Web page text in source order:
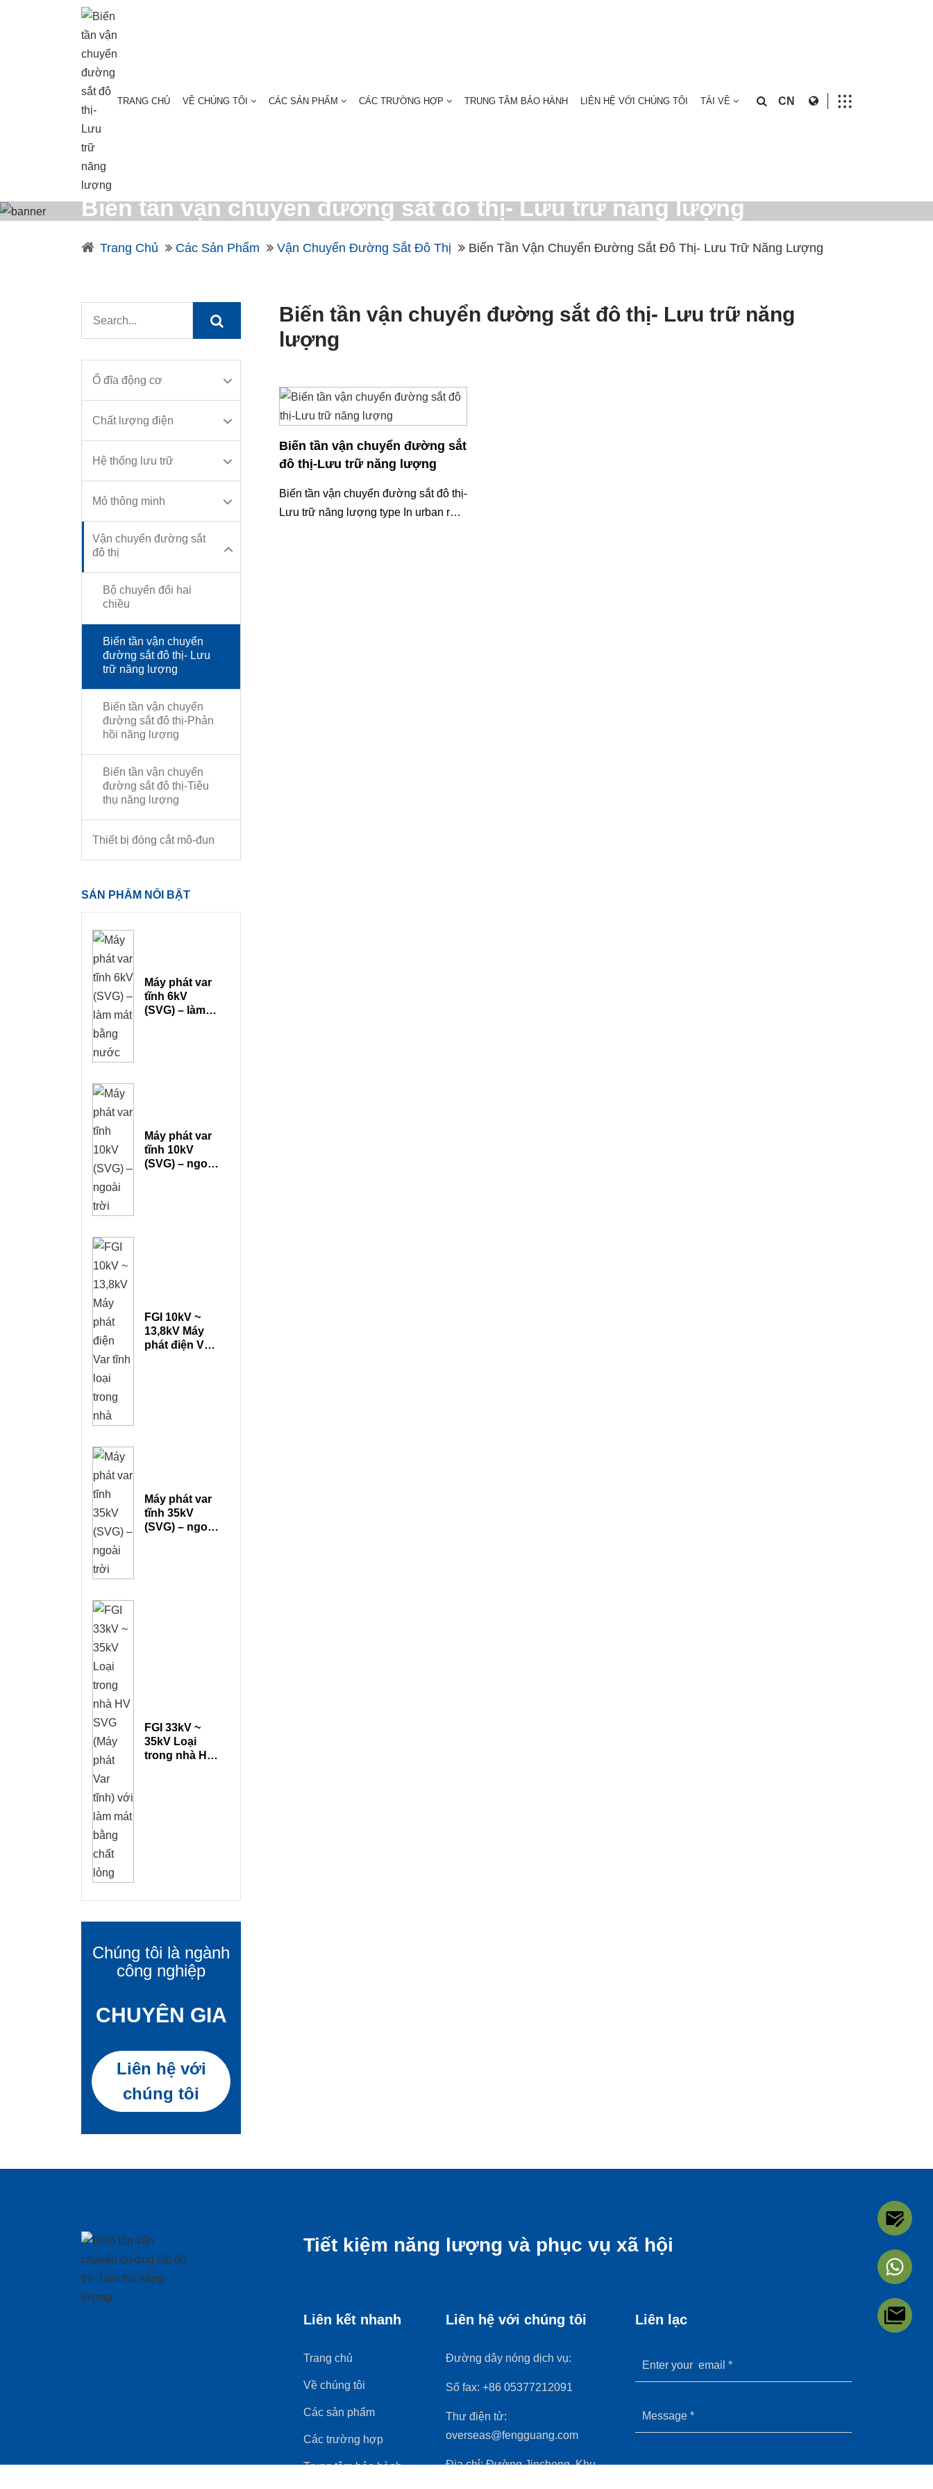
TRANG CHỦ VỀ CHÚNG TÔI CÁC SẢN PHẨM CÁC TRƯỜNG HỢP TRUNG TÂM BẢO HÀNH LIÊN HỆ VỚI CHÚNG TÔI TẢI VỀ CN
Biến tần vận chuyển đường sắt đô thị- Lưu trữ năng lượng
Trang Chủ Các Sản Phẩm Vận Chuyển Đường Sắt Đô Thị Biến Tần Vận Chuyển Đường Sắt Đô Thị- Lưu Trữ Năng Lượng
Biến tần vận chuyển đường sắt đô thị- Lưu trữ năng
lượng
Biến tần vận chuyển đường sắt
đô thị-Lưu trữ năng lượng
Biến tần vận chuyển đường sắt đô thị-
Lưu trữ năng lượng type In urban rail
Ổ đĩa động cơ
Chất lượng điện
Hệ thống lưu trữ
Mỏ thông minh
Vận chuyển đường sắt
đô thị
Bộ chuyển đổi hai
chiều
Biến tần vận chuyển
đường sắt đô thị- Lưu
trữ năng lượng
Biến tần vận chuyển
đường sắt đô thị-Phản
hồi năng lượng
Biến tần vận chuyển
đường sắt đô thị-Tiêu
thụ năng lượng
Thiết bị đóng cắt mô-đun
SẢN PHẨM NỔI BẬT
Máy phát var
tĩnh 6kV
(SVG) – làm
Máy phát var
tĩnh 10kV
(SVG) – ngoài
FGI 10kV ~
13,8kV Máy
phát điện Var
Máy phát var
tĩnh 35kV
(SVG) – ngoài
FGI 33kV ~
35kV Loại
trong nhà HV
Chúng tôi là ngành
công nghiệp
CHUYÊN GIA
Liên hệ với
chúng tôi
Tiết kiệm năng lượng và phục vụ xã hội
Liên kết nhanh
Trang chủ
Về chúng tôi
Các sản phẩm
Các trường hợp
Trung tâm bảo hành
Liên hệ với chúng tôi
Đường dây nóng dịch vụ:
Số fax: +86 05377212091
Thư điện tử:
overseas@fengguang.com
Địa chỉ:Đường Jincheng, Khu
Liên lạc